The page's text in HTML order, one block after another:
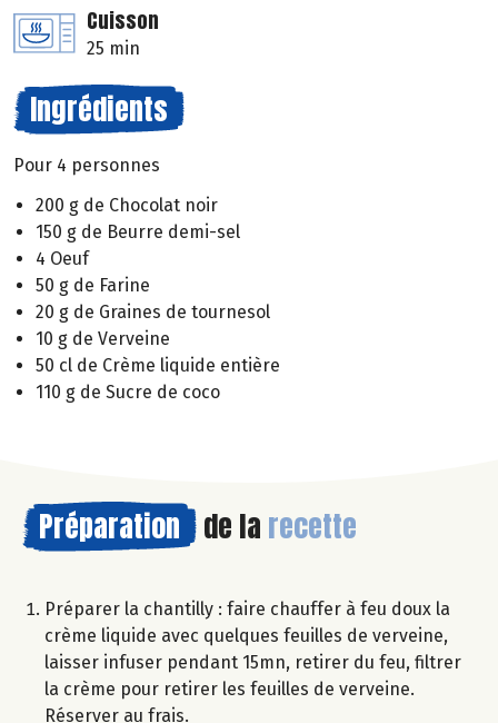
Cuisson
25 min
Ingrédients
Pour 4 personnes
200 g de Chocolat noir
150 g de Beurre demi-sel
4 Oeuf
50 g de Farine
20 g de Graines de tournesol
10 g de Verveine
50 cl de Crème liquide entière
110 g de Sucre de coco
Préparation de la recette
Préparer la chantilly : faire chauffer à feu doux la
crème liquide avec quelques feuilles de verveine,
laisser infuser pendant 15mn, retirer du feu, filtrer
la crème pour retirer les feuilles de verveine.
Réserver au frais.